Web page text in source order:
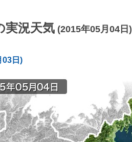
実況天気 (2015年05月04日)
03日)